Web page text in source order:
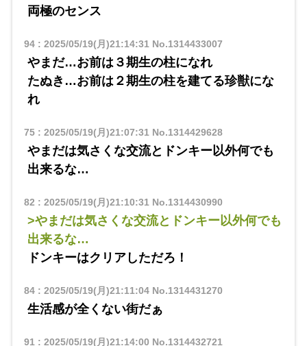
両極のセンス
94: 2025/05/19(月)21:14:31 No.1314433007
やまだ…お前は３期生の柱になれ
たぬき…お前は２期生の柱を建てる珍獣にな
れ
75: 2025/05/19(月)21:07:31 No.1314429628
やまだは気さくな交流とドンキー以外何でも
出来るな…
82 : 2025/05/19(月)21:10:31 No.1314430990
>やまだは気さくな交流とドンキー以外何でも
出来るな…
ドンキーはクリアしただろ！
84: 2025/05/19(月)21:11:04No.1314431270
生活感が全くない街だぁ
91 : 2025/05/19(月)21:14:00 No.1314432721